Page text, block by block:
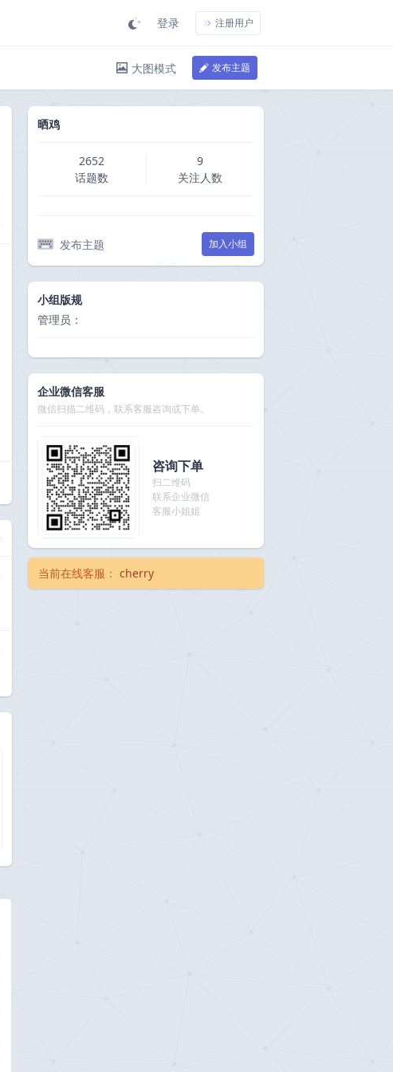
登录 注册用户
大图模式 发布主题
晒鸡
2652
话题数
9
关注人数
发布主题 加入小组
小组版规
管理员：
企业微信客服
微信扫描二维码，联系客服咨询或下单。
咨询下单
扫二维码
联系企业微信
客服小姐姐
当前在线客服： cherry